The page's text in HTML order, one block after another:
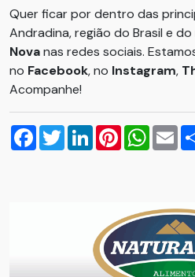
Quer ficar por dentro das
Andradina, região do Brasil e
Novanas redes sociais.
no Facebook, no Instagram,
Acompanhe!
Facebook
TwitterLinkedInPinterest